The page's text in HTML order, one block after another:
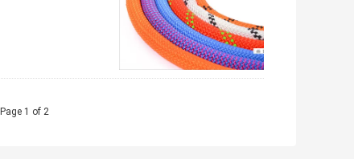
Page 1 of 2